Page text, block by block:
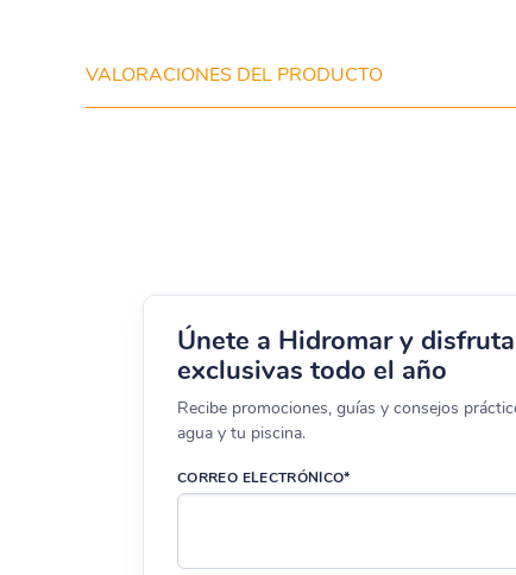
VALORACIONES DEL PRODUCTO
Únete a Hidromar y
exclusivas todo el año
Recibe promociones, guías y consejos
agua y tu piscina.
CORREO ELECTRÓNICO*